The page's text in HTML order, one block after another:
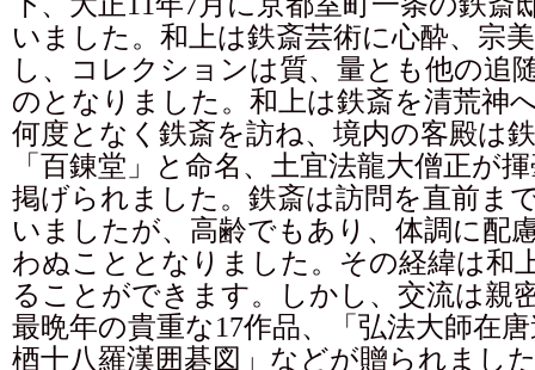
いました。和上は鉄斎芸術に心酔、宗
し、コレクションは質、量とも他の追
のとなりました。和上は鉄斎を清荒神
何度となく鉄斎を訪ね、境内の客殿は
「百錬堂」と命名、土宜法龍大僧正が
掲げられました。鉄斎は訪問を直前ま
いましたが、高齢でもあり、体調に配
わぬこととなりました。その経緯は和
ることができます。しかし、交流は親
最晩年の貴重な17作品、「弘法大師在
梄十八羅漢囲碁図」などが贈られまし